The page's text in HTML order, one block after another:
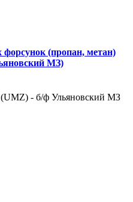
(пропан, метан)
МЗ)
- б/ф Ульяновский МЗ